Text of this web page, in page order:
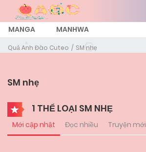
MANGA MANHWA
Quả Anh Đào Cuteo SM nhẹ
SM nhẹ
1 THỂ LOẠI SM NHẸ
Mới cập nhật Đọc nhiều Truyện mới